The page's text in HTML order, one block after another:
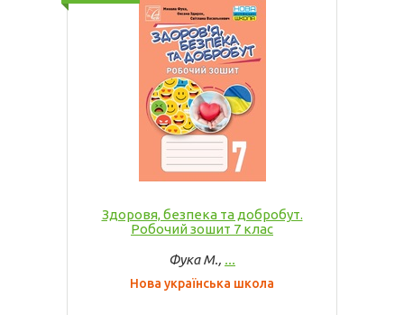
Здоровя, безпека та добробут.
Робочий зошит 7 клас
Фука М., ...
Нова українська школа